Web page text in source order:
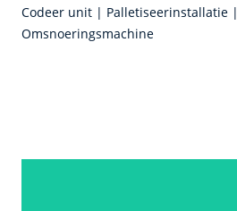
Codeer unit | Palletiseerinstallatie |
Omsnoeringsmachine